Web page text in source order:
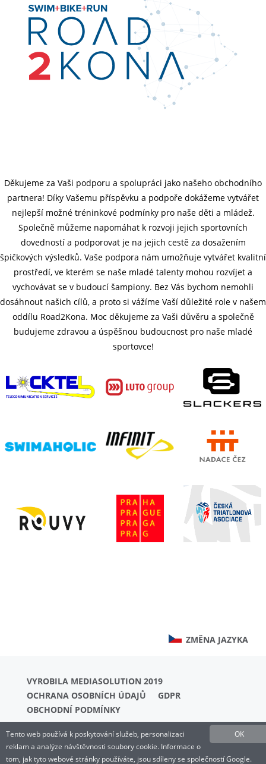
Děkujeme za Vaši podporu a spolupráci jako našeho obchodního
partnera! Díky Vašemu příspěvku a podpoře dokážeme vytvářet
nejlepší možné tréninkové podmínky pro naše děti a mládež.
Společně můžeme napomáhat k rozvoji jejich sportovních
dovedností a podporovat je na jejich cestě za dosažením
špičkových výsledků. Vaše podpora nám umožňuje vytvářet kvalitní
prostředí, ve kterém se naše mladé talenty mohou rozvíjet a
vychovávat se v budoucí šampiony. Bez Vás bychom nemohli
dosáhnout našich cílů, a proto si vážíme Vaší důležité role v našem
oddílu Road2Kona. Moc děkujeme za Vaši důvěru a společně
budujeme zdravou a úspěšnou budoucnost pro naše mladé
sportovce!
VYROBILA MEDIASOLUTION 2019
OCHRANA OSOBNÍCH ÚDAJŮ
GDPR
OBCHODNÍ PODMÍNKY
ZMĚNA JAZYKA
OK
Tento web používá k poskytování služeb, personalizaci
reklam a analýze návštěvnosti soubory cookie. Informace o
tom, jak tyto webové stránky používáte, jsou sdíleny se společností Google.